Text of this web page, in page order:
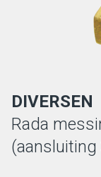
DIVERSEN
Rada
(aansluiting